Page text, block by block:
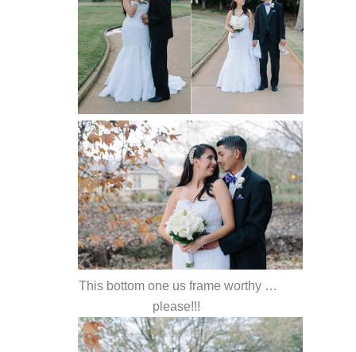
This bottom one us frame worthy …
please!!!